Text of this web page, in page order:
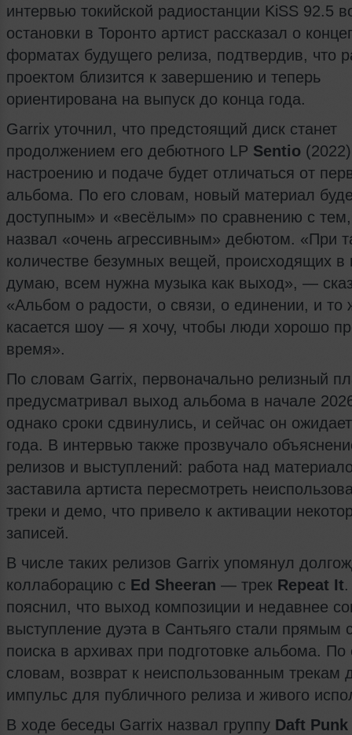
интервью токийской радиостанции KiSS 92.5
остановки в Торонто артист рассказал о
форматах будущего релиза, подтвердив, что
проектом близится к завершению и теперь
ориентирована на выпуск до конца года.
Garrix уточнил, что предстоящий диск станет
продолжением его дебютного LP Sentio
настроению и подаче будет отличаться от
альбома. По его словам, новый материал
доступным» и «весёлым» по сравнению с
назвал «очень агрессивным» дебютом. «При
количестве безумных вещей, происходящих в
думаю, всем нужна музыка как выход», —
«Альбом о радости, о связи, о единении, и то
касается шоу — я хочу, чтобы люди хорошо
время».
По словам Garrix, первоначально релизный
предусматривал выход альбома в начале
однако сроки сдвинулись, и сейчас он
года. В интервью также прозвучало
релизов и выступлений: работа над
заставила артиста пересмотреть
треки и демо, что привело к активации
записей.
В числе таких релизов Garrix упомянул
коллаборацию с Ed Sheeran — трек Repeat It
пояснил, что выход композиции и недавнее
выступление дуэта в Сантьяго стали прямым
поиска в архивах при подготовке альбома. По
словам, возврат к неиспользованным трекам
импульс для публичного релиза и живого
В ходе беседы Garrix назвал группу Daft Punk